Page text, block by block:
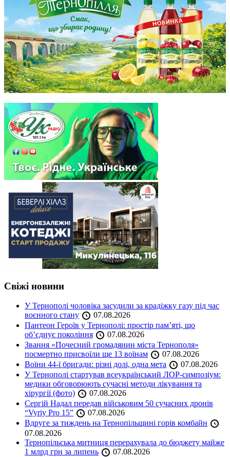
Свіжі новини
У Тернополі чоловіка засудили за крадіжку газу під час
воєнного стану
07.08.2026
Пантеон Героїв у Тернополі: простір пам’яті, що
об’єднує покоління
07.08.2026
Звання «Почесний громадянин міста Тернополя»
посмертно присвоїли ще 13 воїнам
07.08.2026
Воїни 44-ї бригади: різні долі, одна мета
07.08.2026
У Тернополі стартував всеукраїнський ЛОР-симпозіум:
медики обговорюють сучасні методи лікування та
хірургії (фото)
07.08.2026
Сергій Надал передав військовим 50 сучасних дронів
“Vyriy Pro 15”
07.08.2026
Вдруге за тиждень на Тернопільщині горів комбайн
07.08.2026
Тернопільська митниця перерахувала до бюджету майже
1 млрд грн за липень
07.08.2026